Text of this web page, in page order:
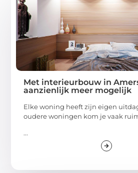
Met interieurbouw in
aanzienlijk meer mogelijk
Elke woning heeft zijn eigen
oudere woningen kom je vaak
...